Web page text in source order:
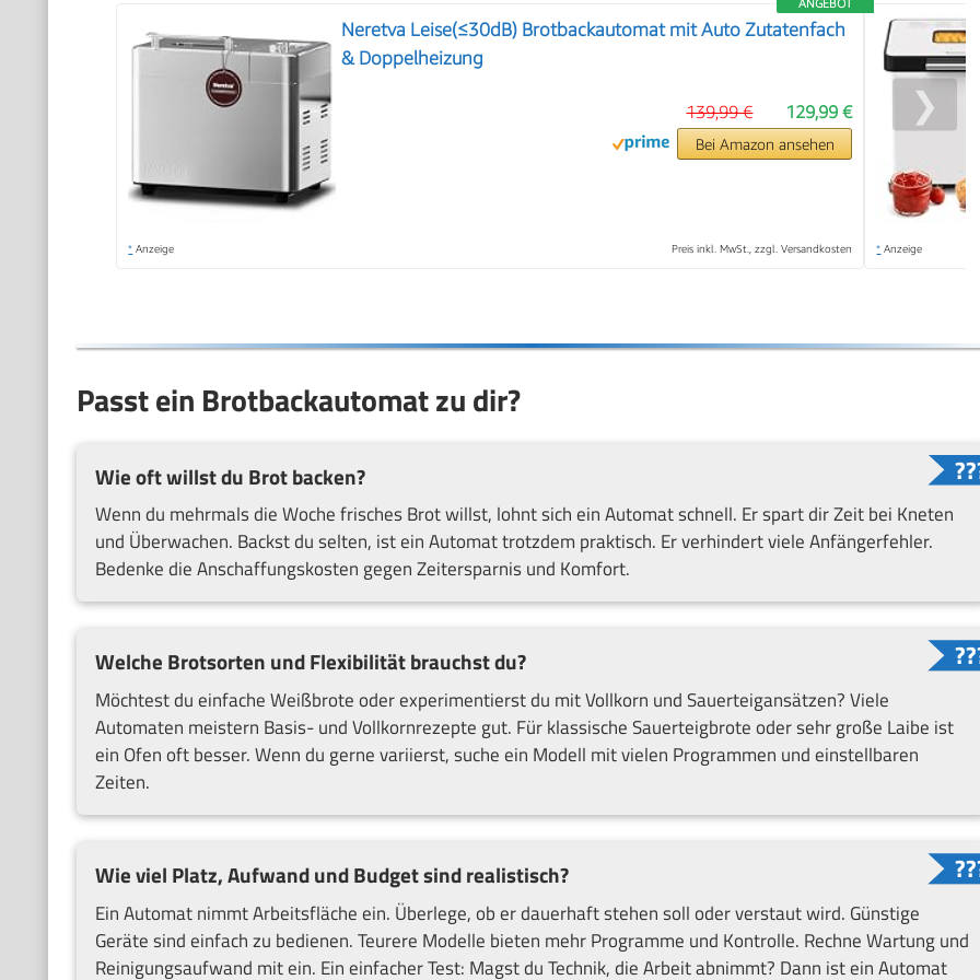
Neretva Leise(≤30dB) Brotbackautomat mit Auto Zutatenfach
& Doppelheizung
129,99 €
139,99 €
Bei Amazon ansehen
* Anzeige Preis inkl. MwSt., zzgl. Versandkosten * Anzeige
❯
Passt ein Brotbackautomat zu dir?
Wie oft willst du Brot backen?
Wenn du mehrmals die Woche frisches Brot willst, lohnt sich ein Automat schnell. Er spart dir Zeit bei Kneten
und Überwachen. Backst du selten, ist ein Automat trotzdem praktisch. Er verhindert viele Anfängerfehler.
Bedenke die Anschaffungskosten gegen Zeitersparnis und Komfort.
Welche Brotsorten und Flexibilität brauchst du?
Möchtest du einfache Weißbrote oder experimentierst du mit Vollkorn und Sauerteigansätzen? Viele
Automaten meistern Basis- und Vollkornrezepte gut. Für klassische Sauerteigbrote oder sehr große Laibe ist
ein Ofen oft besser. Wenn du gerne variierst, suche ein Modell mit vielen Programmen und einstellbaren
Zeiten.
Wie viel Platz, Aufwand und Budget sind realistisch?
Ein Automat nimmt Arbeitsfläche ein. Überlege, ob er dauerhaft stehen soll oder verstaut wird. Günstige
Geräte sind einfach zu bedienen. Teurere Modelle bieten mehr Programme und Kontrolle. Rechne Wartung und
Reinigungsaufwand mit ein. Ein einfacher Test: Magst du Technik, die Arbeit abnimmt? Dann ist ein Automat